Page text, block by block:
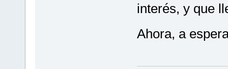
interés, y que
Ahora, a